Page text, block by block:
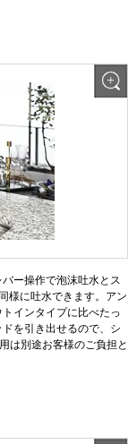
ー操作で泡沫吐水とス
様に吐水できます。アン
インタイプに比べたっ
を引き出せるので、シ
は別途お客様のご負担と